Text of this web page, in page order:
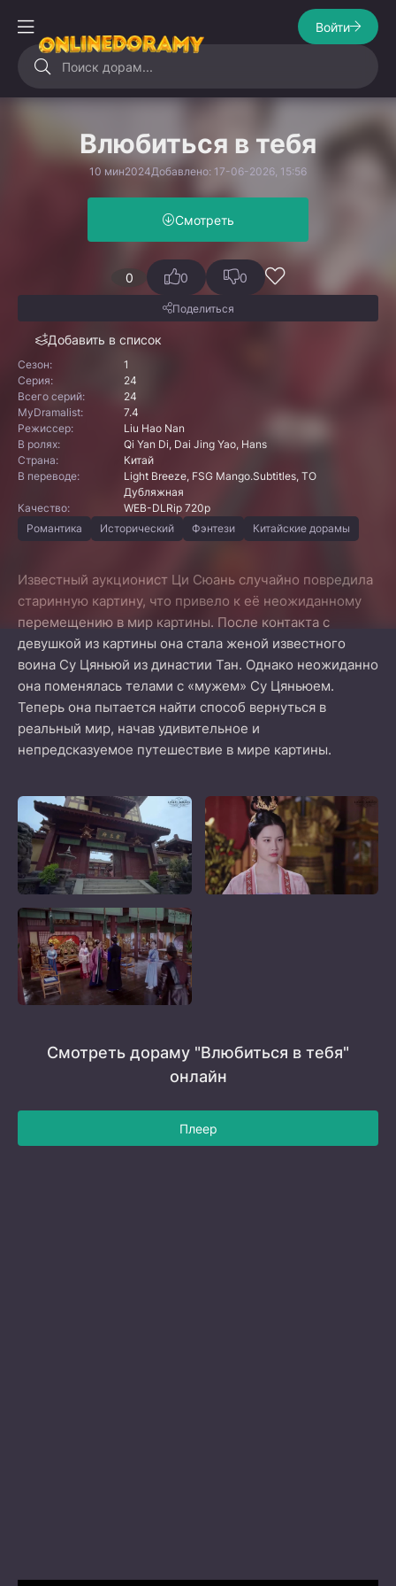
Войти
Влюбиться в тебя
10 мин2024Добавлено: 17-06-2026, 15:56
Смотреть
0
Добавить в список
0 0
Поделиться
Сезон:
1
Серия:
24
Всего серий:
24
MyDramalist:
7.4
Режиссер:
Liu Hao Nan
В ролях:
Qi Yan Di, Dai Jing Yao, Hans
Страна:
Китай
В переводе:
Light Breeze, FSG Mango.Subtitles, ТО
Дубляжная
Качество:
WEB-DLRip 720p
Романтика
Исторический Фэнтези Китайские дорамы
Известный аукционист Ци Сюань случайно повредила
старинную картину, что привело к её неожиданному
перемещению в мир картины. После контакта с
девушкой из картины она стала женой известного
воина Су Цяньюй из династии Тан. Однако неожиданно
она поменялась телами с «мужем» Су Цяньюем.
Теперь она пытается найти способ вернуться в
реальный мир, начав удивительное и
непредсказуемое путешествие в мире картины.
Смотреть дораму "Влюбиться в тебя"
онлайн
Плеер